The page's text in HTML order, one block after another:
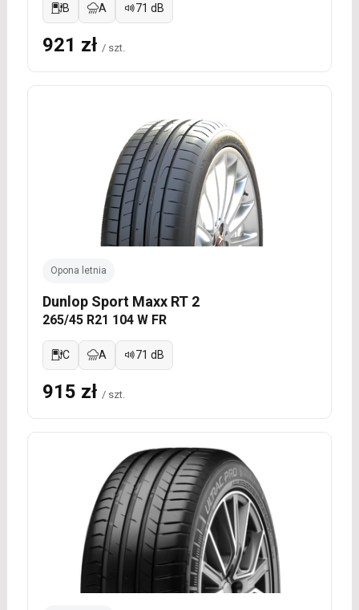
B A 71 dB
921 zł / szt.
Opona letnia
Dunlop Sport Maxx RT 2
265/45 R21 104 W FR
C A 71 dB
915 zł / szt.